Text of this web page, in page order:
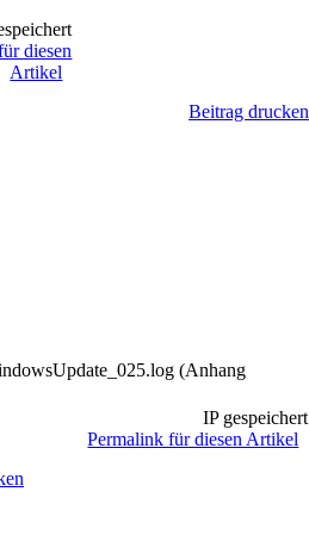
diesen
Artikel
Beitrag drucken
(Anhang
IP gespeichert
Permalink für diesen Artikel